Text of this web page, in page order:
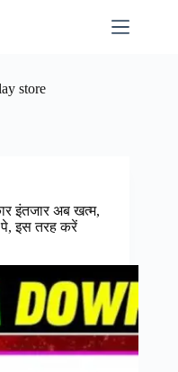
store
इंतजार अब खत्म,
पे, इस तरह करें